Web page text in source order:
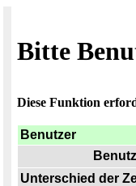
Bitte
Diese Funktion
Benutzer
Unterschied der